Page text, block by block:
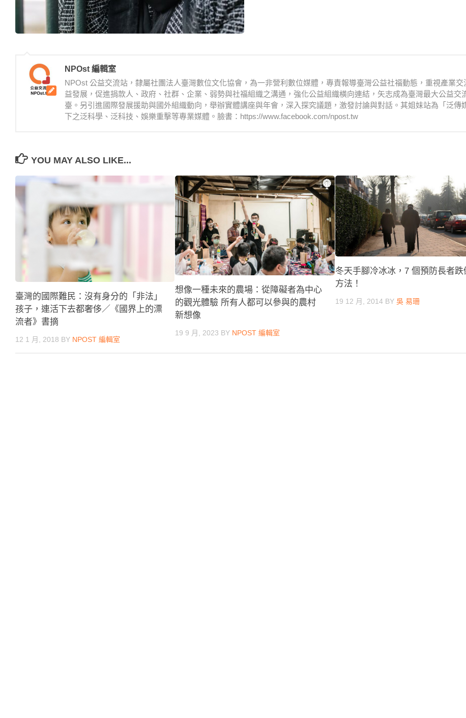
NPOst 編輯室
NPOst 公益交流站，隸屬社團法人臺灣數位文化協會，為一非營利數位媒體，專責報導臺灣公益社福動態，重視產業交
益發展，促進捐款人、政府、社群、企業、弱勢與社福組織之溝通，強化公益組織橫向連結，矢志成為臺灣最大公益交
臺。另引進國際發展援助與國外組織動向，舉辦實體講座與年會，深入探究議題，激發討論與對話。其姐妹站為「泛傳
下之泛科學、泛科技、娛樂重擊等專業媒體。臉書：https://www.facebook.com/npost.tw
YOU MAY ALSO LIKE...
臺灣的國際難民：沒有身分的「非法」
孩子，連活下去都奢侈／《國界上的漂
流者》書摘
12 1 月, 2018 BY NPOST 編輯室
想像一種未來的農場：從障礙者為中心
的觀光體驗 所有人都可以參與的農村
新想像
19 9 月, 2023 BY NPOST 編輯室
冬天手腳冷冰冰，7 個預防長者跌
方法！
19 12 月, 2014BY 吳 易珊